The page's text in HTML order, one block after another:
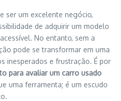
ser um excelente negócio,
de adquirir um modelo
No entanto, sem a
pode se transformar em uma
inesperados e frustração. É por
para avaliar um carro usado
uma ferramenta; é um escudo